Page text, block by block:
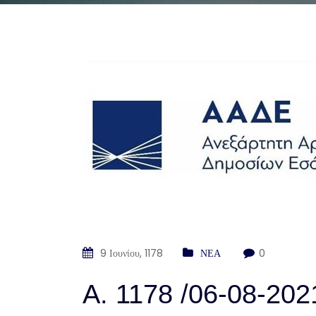
9 Ιουνίου, 1178 ΝΕΑ 0
Α. 1178 /06-08-